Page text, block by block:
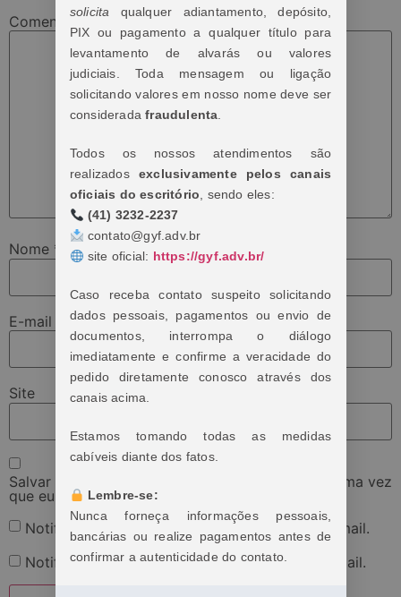
Comentário*
Nome *
E-mail
Site
Salvar meus dados neste navegador para a próxima vez
que eu comentar.
Notifique-me sobre novos comentários por e-mail.
Notifique-me sobre novas publicações por e-mail.
solicita qualquer adiantamento, depósito,
PIX ou pagamento a qualquer título para
levantamento de alvarás ou valores
judiciais. Toda mensagem ou ligação
solicitando valores em nosso nome deve ser
consideradafraudulenta
Todos os nossos atendimentos são
realizados exclusivamente pelos canais
oficiais do escritório , sendo eles:
(41) 3232-2237
contato@gyf.adv.br
site oficial: https://gyf.adv.br/
Caso receba contato suspeito solicitando
dados pessoais, pagamentos ou envio de
documentos, interrompa o diálogo
imediatamente e confirme a veracidade do
pedido diretamente conosco através dos
canais acima.
Estamos tomando todas as medidas
cabíveis diante dos fatos.
Lembre-se:
Nunca forneça informações pessoais,
bancárias ou realize pagamentos antes de
confirmar a autenticidade do contato.